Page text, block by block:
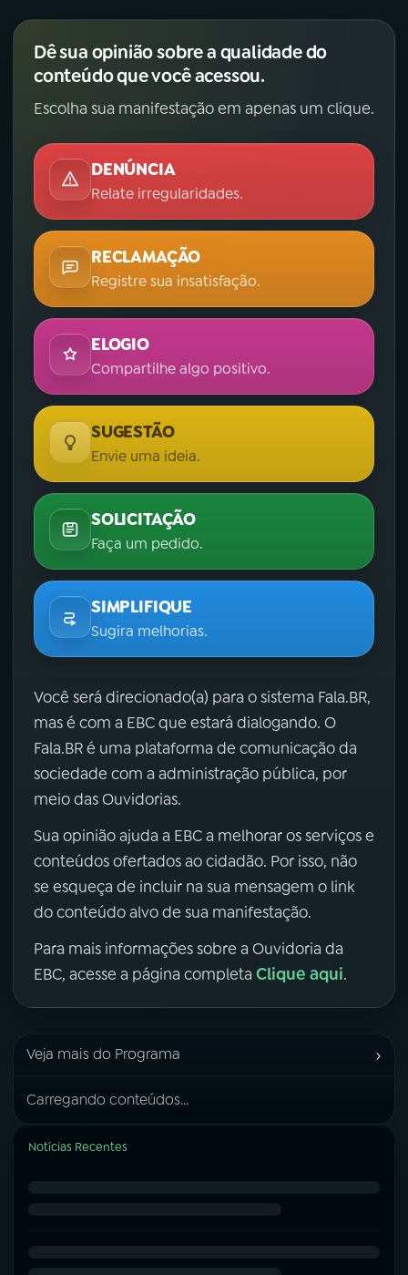
Dê sua opinião sobre a qualidade do
conteúdo que você acessou.
Escolha sua manifestação em apenas um clique.
DENÚNCIA
Relate irregularidades.
RECLAMAÇÃO
Registre sua insatisfação.
ELOGIO
Compartilhe algo positivo.
SUGESTÃO
Envie uma ideia.
SOLICITAÇÃO
Faça um pedido.
SIMPLIFIQUE
Sugira melhorias.
Você será direcionado(a) para o sistema Fala.BR,
mas é com a EBC que estará dialogando. O
Fala.BR é uma plataforma de comunicação da
sociedade com a administração pública, por
meio das Ouvidorias.
Sua opinião ajuda a EBC a melhorar os serviços e
conteúdos ofertados ao cidadão. Por isso, não
se esqueça de incluir na sua mensagem o link
do conteúdo alvo de sua manifestação.
Para mais informações sobre a Ouvidoria da
EBC, acesse a página completa Clique aqui.
Veja mais do Programa ›
Carregando conteúdos...
Notícias Recentes